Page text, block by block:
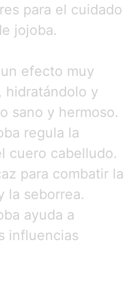
para el cuidado
jojoba.
efecto muy
hidratándolo y
sano y hermoso.
regula la
cuero cabelludo.
para combatir la
la seborrea.
ayuda a
influencias